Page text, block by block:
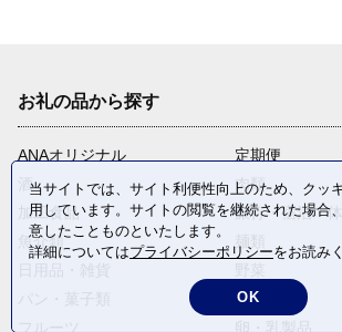
お礼の品から探す
ANAオリジナル
定期便
酒
肉類
加工食品
旅行・宿泊・
魚介類
電化製品
当サイトでは、サイト利便性向上のため、クッ
用しています。サイトの閲覧を継続された場合
意したことものといたします。
詳細についてはプライバシーポリシーをお読み
OK